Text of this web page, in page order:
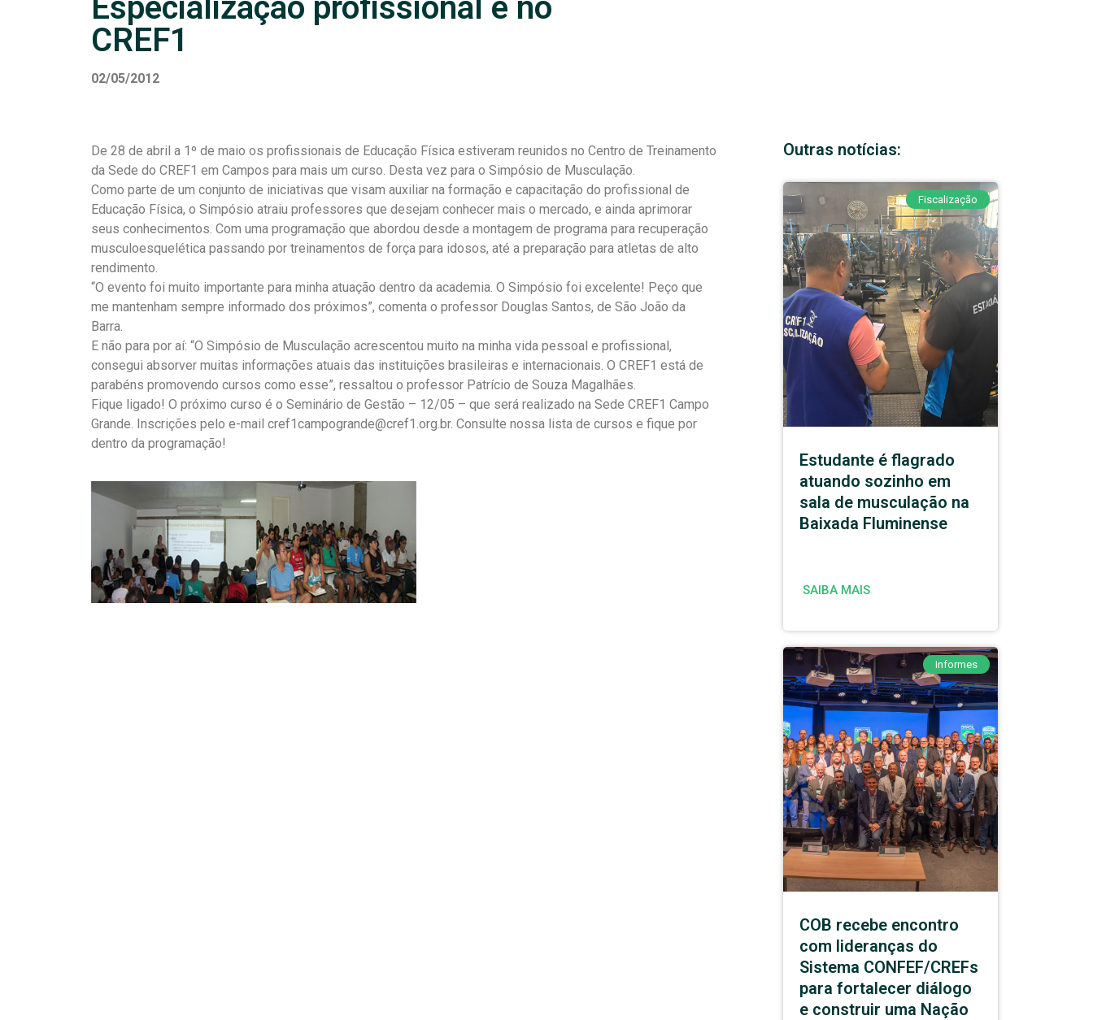
Especialização profissional é no
CREF1
02/05/2012
De 28 de abril a 1º de maio os profissionais de Educação Física estiveram reunidos no Centro de Treinamento
da Sede do CREF1 em Campos para mais um curso. Desta vez para o Simpósio de Musculação.
Como parte de um conjunto de iniciativas que visam auxiliar na formação e capacitação do profissional de
Educação Física, o Simpósio atraiu professores que desejam conhecer mais o mercado, e ainda aprimorar
seus conhecimentos. Com uma programação que abordou desde a montagem de programa para recuperação
musculoesquelética passando por treinamentos de força para idosos, até a preparação para atletas de alto
rendimento.
“O evento foi muito importante para minha atuação dentro da academia. O Simpósio foi excelente! Peço que
me mantenham sempre informado dos próximos”, comenta o professor Douglas Santos, de São João da
Barra.
E não para por aí: “O Simpósio de Musculação acrescentou muito na minha vida pessoal e profissional,
consegui absorver muitas informações atuais das instituições brasileiras e internacionais. O CREF1 está de
parabéns promovendo cursos como esse”, ressaltou o professor Patrício de Souza Magalhães.
Fique ligado! O próximo curso é o Seminário de Gestão – 12/05 – que será realizado na Sede CREF1 Campo
Grande. Inscrições pelo e-mail cref1campogrande@cref1.org.br. Consulte nossa lista de cursos e fique por
dentro da programação!
Outras notícias:
Fiscalização
Estudante é flagrado
atuando sozinho em
sala de musculação na
Baixada Fluminense
SAIBA MAIS
Informes
COB recebe encontro
com lideranças do
Sistema CONFEF/CREFs
para fortalecer diálogo
e construir uma Nação